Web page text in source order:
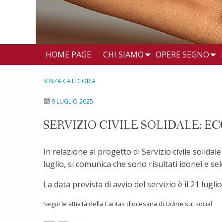
HOME PAGE CHI SIAMO OPERE SEGNO
SENZA CATEGORIA
9 LUGLIO 2025
SERVIZIO CIVILE SOLIDALE:
In relazione al progetto di Servizio civile
luglio, si comunica che sono risultati idonei e
La data prevista di avvio del servizio è il 21
Segui le attività della Caritas diocesana di Udine sui social